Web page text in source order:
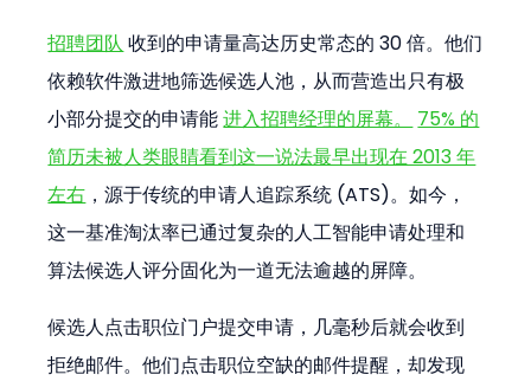
招聘团队 收到的申请量高达历史常态的 30 倍。他们
依赖软件激进地筛选候选人池，从而营造出只有极
小部分提交的申请能 进入招聘经理的屏幕。
75% 的
简历未被人类眼睛看到这一说法最早出现在 2013 年
左右 ，源于传统的申请人追踪系统 (ATS)。如今，
这一基准淘汰率已通过复杂的人工智能申请处理和
算法候选人评分固化为一道无法逾越的屏障。
候选人点击职位门户提交申请，几毫秒后就会收到
拒绝邮件。他们点击职位空缺的邮件提醒，却发现